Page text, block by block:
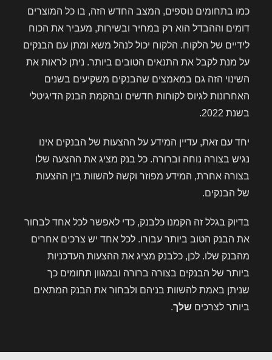
כמו בתחומים נוספים, המצב החדש הזה, בו כל המוצרים
דומים וההבדל הוא רק במחיר ובשירות, מעביר את הכוח
לידיים של הלקוח. הלקוח יכול לנהל משא ומתן עם הבנקים
על מנת לקבל את התנאים הטובים ביותר. ניתן לראות את
השינוי הזה גם במאמצים שהבנקים משקיעים בשנים
האחרונות לגיוס לקוחות חדשים ובהקמת הבנק הדיגיטלי
בשנת 2022.
יחד עם זאת, עדיין המידע על ההצעות של הבנקים אינו
נגיש בצורה נוחה וברורה. כל בנק מציג את ההצעה שלו
בצורה אחרת, המידע מפוזר וקשה להשוות בין ההצעות
של הבנקים.
בדיוק בגלל זה הקמנו כלבנק, כדי לאפשר לכל אחד לבחור
את הבנק הטוב ביותר עבורו. לכל אחד יש צרכים אחרים
מהבנק שלו. לכן, כלבנק מציג את ההצעות העדכניות
ביותר של הבנקים בצורה ברורה ובמגוון תחומים כך
שניתן באמת להשוות בניהם ולבחור את הבנק המתאים
ביותר לצרכיםשלך.